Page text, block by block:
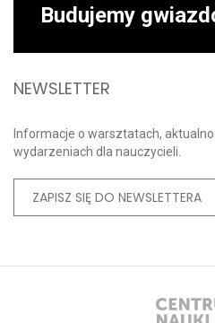
Budujemy
NEWSLETTER
Informacje o warsztatach,
wydarzeniach dla nauczycieli.
ZAPISZ SIĘ DO NEWSLETTERA